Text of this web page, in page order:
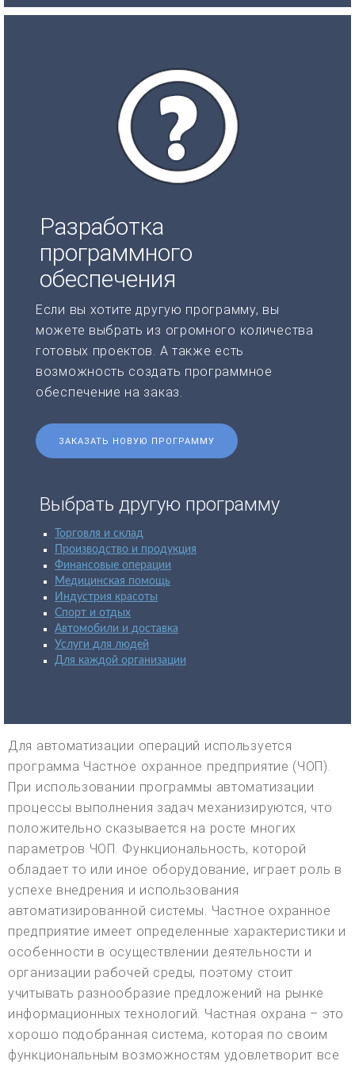
Разработка
программного
обеспечения
Если вы хотите другую программу, вы
можете выбрать из огромного количества
готовых проектов. А также есть
возможность создать программное
обеспечение на заказ.
ЗАКАЗАТЬ НОВУЮ ПРОГРАММУ
Выбрать другую программу
Торговля и склад
Производство и продукция
Финансовые операции
Медицинская помощь
Индустрия красоты
Спорт и отдых
Автомобили и доставка
Услуги для людей
Для каждой организации
Для автоматизации операций используется
программа Частное охранное предприятие (ЧОП).
При использовании программы автоматизации
процессы выполнения задач механизируются, что
положительно сказывается на росте многих
параметров ЧОП. Функциональность, которой
обладает то или иное оборудование, играет роль в
успехе внедрения и использования
автоматизированной системы. Частное охранное
предприятие имеет определенные характеристики и
особенности в осуществлении деятельности и
организации рабочей среды, поэтому стоит
учитывать разнообразие предложений на рынке
информационных технологий. Частная охрана – это
хорошо подобранная система, которая по своим
функциональным возможностям удовлетворит все